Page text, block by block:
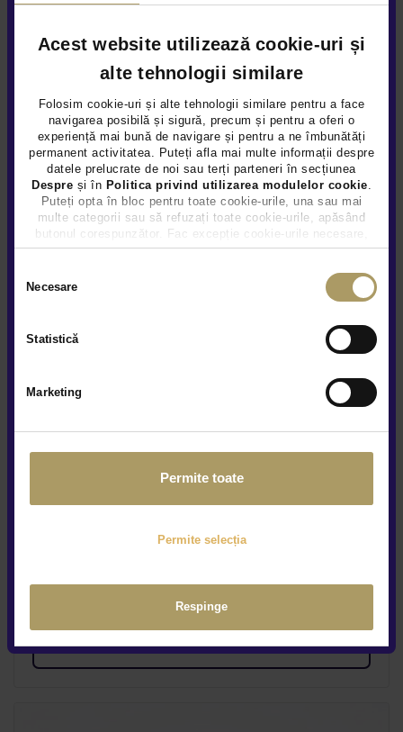
Acest website utilizează cookie-uri și
alte tehnologii similare
Folosim cookie-uri și alte tehnologii similare pentru a face
navigarea posibilă și sigură, precum și pentru a oferi o
experiență mai bună de navigare și pentru a ne îmbunătăți
permanent activitatea. Puteți afla mai multe informații despre
datele prelucrate de noi sau terți parteneri în secțiunea
Despre și în Politica privind utilizarea modulelor cookie.
Puteți opta în bloc pentru toate cookie-urile, una sau mai
multe categorii sau să refuzați toate cookie-urile, apăsând
butonul corespunzător. Fac excepție cookie-urile necesare,
care sunt activate automat, conform legislației în vigoare.
Necesare
Statistică
Marketing
Permite toate
Permite selecția
Respinge
TVA INCLUS NEDEDUCTIBIL
Vezi detalii